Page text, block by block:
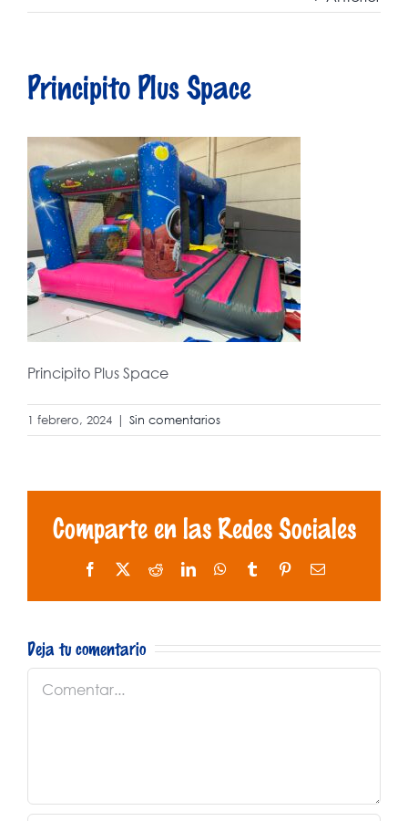
Principito Plus Space
Principito Plus Space
1 febrero, 2024 | Sin comentarios
Comparte en las Redes Sociales
Facebook RedditLinkedInWhatsApp
Tumblr PinterestCorreo
Deja tu comentario